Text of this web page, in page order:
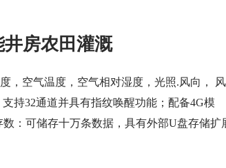
房农田灌溉
，空气温度，空气相对湿度，光照.风向， 风
持32通道并具有指纹唤醒功能；配备4G模
：可储存十万条数据，具有外部U盘存储扩